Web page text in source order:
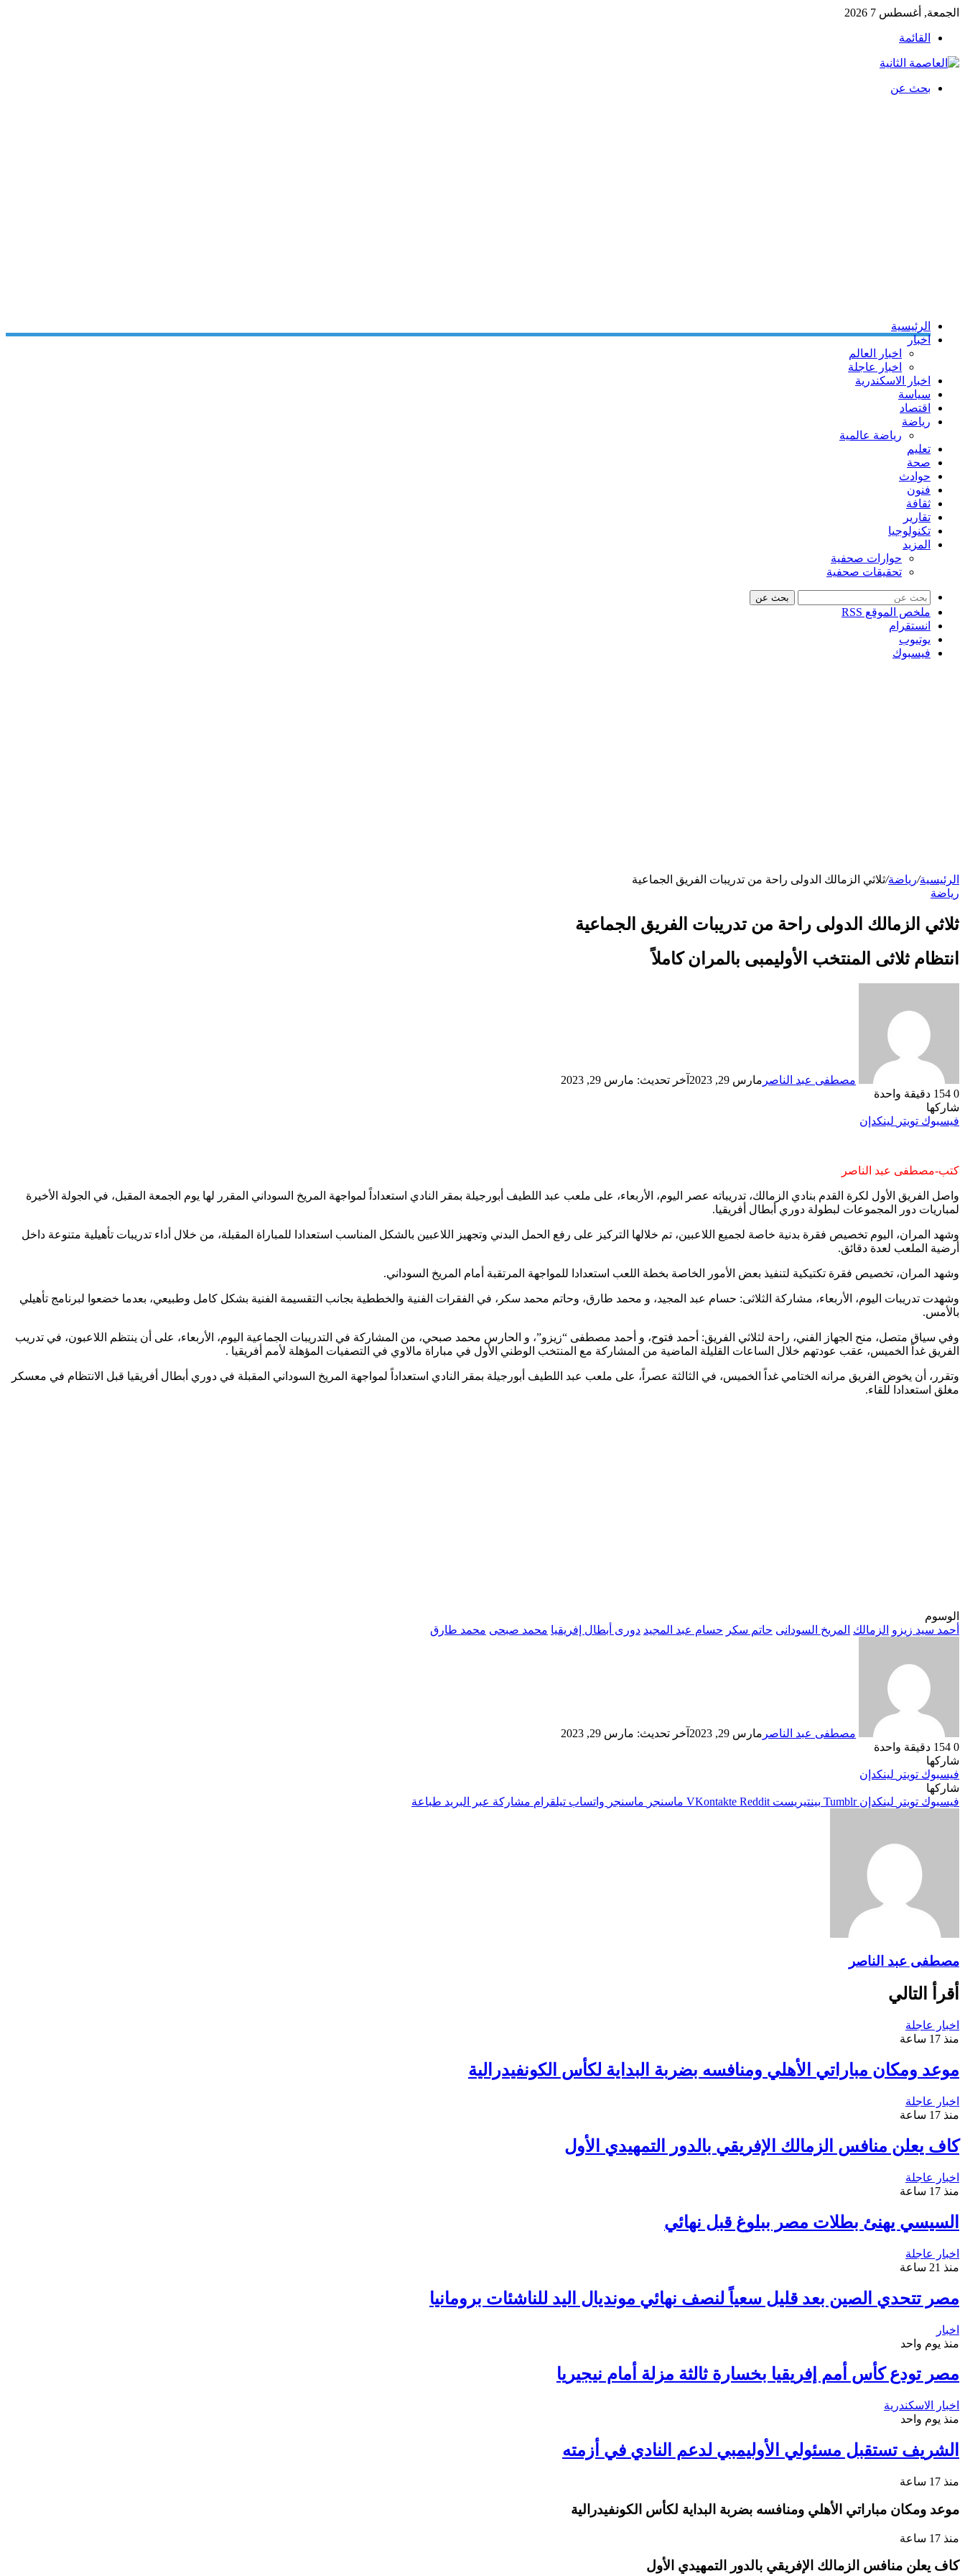
الجمعة, أغسطس 7 2026
القائمة
بحث عن
الرئيسية
اخبار
اخبار العالم
اخبار عاجلة
اخبار الاسكندرية
سياسة
اقتصاد
رياضة
رياضة عالمية
تعليم
صحة
حوادث
فنون
ثقافة
تقارير
تكنولوجيا
المزيد
حوارات صحفية
تحقيقات صحفية
بحث عن
ملخص الموقع RSS
انستقرام
يوتيوب
فيسبوك
الرئيسية/رياضة/ثلاثي الزمالك الدولى راحة من تدريبات الفريق الجماعية
رياضة
ثلاثي الزمالك الدولى راحة من تدريبات الفريق الجماعية
انتظام ثلاثى المنتخب الأوليمبى بالمران كاملاً
مصطفى عبد الناصر مارس 29, 2023
آخر تحديث: مارس 29, 2023
0
دقيقة واحدة
شاركها
فيسبوك تويتر لينكدإن
كتب-مصطفى عبد الناصر
واصل الفريق الأول لكرة القدم بنادي الزمالك، تدريباته عصر اليوم، الأربعاء، على ملعب عبد اللطيف أبورجيلة بمقر النادي استعداداً لمواجهة المريخ السوداني المقرر لها يوم الجمعة المقبل، في الجولة الأخيرة
لمباريات دور المجموعات لبطولة دوري أبطال أفريقيا.
وشهد المران، اليوم تخصيص فقرة بدنية خاصة لجميع اللاعبين، تم خلالها التركيز على رفع الحمل البدني وتجهيز اللاعبين بالشكل المناسب استعدادا للمباراة المقبلة، من خلال أداء تدريبات تأهيلية متنوعة داخل
أرضية الملعب لعدة دقائق.
وشهد المران، تخصيص فقرة تكتيكية لتنفيذ بعض الأمور الخاصة بخطة اللعب استعدادا للمواجهة المرتقبة أمام المريخ السوداني.
وشهدت تدريبات اليوم، الأربعاء، مشاركة الثلاثى: حسام عبد المجيد، و محمد طارق، وحاتم محمد سكر، في الفقرات الفنية والخططية بجانب التقسيمة الفنية بشكل كامل وطبيعي، بعدما خضعوا لبرنامج تأهيلي
بالأمس.
وفي سياق متصل، منح الجهاز الفني، راحة لثلاثي الفريق: أحمد فتوح، و أحمد مصطفى “زيزو”، و الحارس محمد صبحي، من المشاركة في التدريبات الجماعية اليوم، الأربعاء، على أن ينتظم اللاعبون، في تدريب
الفريق غداً الخميس، عقب عودتهم خلال الساعات القليلة الماضية من المشاركة مع المنتخب الوطني الأول في مباراة مالاوي في التصفيات المؤهلة لأمم أفريقيا .
وتقرر، أن يخوض الفريق مرانه الختامي غداً الخميس، في الثالثة عصراً، على ملعب عبد اللطيف أبورجيلة بمقر النادي استعداداً لمواجهة المريخ السوداني المقبلة في دوري أبطال أفريقيا قبل الانتظام في معسكر
مغلق استعدادا للقاء.
الوسوم
أحمد سيد زيزو الزمالك المريخ السودانى حاتم سكر حسام عبد المجيد دورى أبطال إفريقيا محمد صبحى محمد طارق
مصطفى عبد الناصر مارس 29, 2023
آخر تحديث: مارس 29, 2023
0
دقيقة واحدة
شاركها
فيسبوك تويتر لينكدإن
شاركها
فيسبوك تويتر لينكدإن بينتيريست ماسنجر ماسنجر واتساب تيلقرام مشاركة عبر البريد طباعة
مصطفى عبد الناصر
أقرأ التالي
اخبار عاجلة
منذ 17 ساعة
موعد ومكان مباراتي الأهلي ومنافسه بضربة البداية لكأس الكونفيدرالية
اخبار عاجلة
منذ 17 ساعة
كاف يعلن منافس الزمالك الإفريقي بالدور التمهيدي الأول
اخبار عاجلة
منذ 17 ساعة
السيسي يهنئ بطلات مصر ببلوغ قبل نهائي
اخبار عاجلة
منذ 21 ساعة
مصر تتحدي الصين بعد قليل سعياً لنصف نهائي مونديال اليد للناشئات برومانيا
اخبار
منذ يوم واحد
مصر تودع كأس أمم إفريقيا بخسارة ثالثة مزلة أمام نيجيريا
اخبار الاسكندرية
منذ يوم واحد
الشريف تستقبل مسئولي الأوليمبي لدعم النادي في أزمته
منذ 17 ساعة
موعد ومكان مباراتي الأهلي ومنافسه بضربة البداية لكأس الكونفيدرالية
منذ 17 ساعة
كاف يعلن منافس الزمالك الإفريقي بالدور التمهيدي الأول